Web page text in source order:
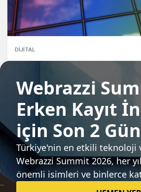
DIJITAL
Meta, Polymarket benzeri bir
platformu üzerinde çalışıyor
Sıradaki haber